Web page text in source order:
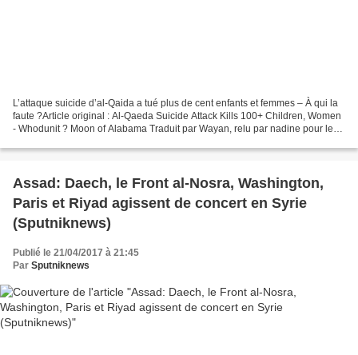
L’attaque suicide d’al-Qaida a tué plus de cent enfants et femmes – À qui la
faute ?Article original : Al-Qaeda Suicide Attack Kills 100+ Children, Women
- Whodunit ? Moon of Alabama Traduit par Wayan, relu par nadine pour le
Assad: Daech, le Front al-Nosra, Washington,
Paris et Riyad agissent de concert en Syrie
(Sputniknews)
Publié le 21/04/2017 à 21:45
Par Sputniknews